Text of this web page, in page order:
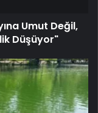
Umut Değil,
Düşüyor"